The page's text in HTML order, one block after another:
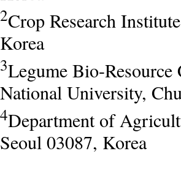
2Crop Research
Korea
3Legume Bio-
National University,
4Department of
Seoul 03087, Korea